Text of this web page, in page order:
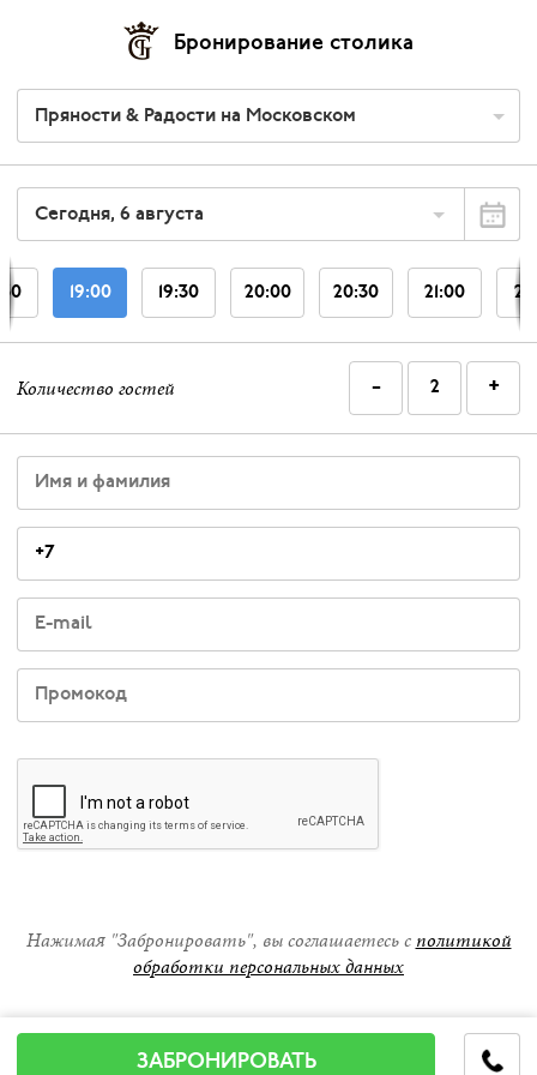
Бронирование столика
Пряности & Радости на Московском
Сегодня, 6 августа
19:00 19:30 20:00 20:30 21:00
Количество гостей - +
Нажимая "Забронировать", вы соглашаетесь с политикой
обработки персональных данных